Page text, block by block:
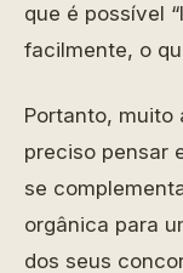
que é possível
facilmente, o
Portanto, muito
preciso pensar
se
orgânica para
dos seus